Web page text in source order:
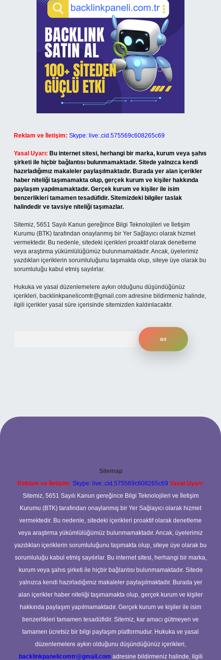
Reklam ve İletişim: Skype: live:.cid.575569c608265c69
Yasal Uyarı: Bu internet sitesi, herhangi bir marka, kurum veya şahıs
şirketi ile hiçbir bağlantısı bulunmamaktadır. Sitede yalnızca kendi
hazırladığımız makaleler paylaşılmaktadır. Burada yer alan içerikler
haber niteliği taşımamakta olup, gerçek kurum ve kişiler hakkında
paylaşım yapılmamaktadır. Gerçek kurum ve kişiler ile isim
benzerlikleri tamamen tesadüfidir. Sitemizdeki bilgiler taslak
halindedir ve tavsiye niteliği taşımazlar.
Sitemiz, 5651 Sayılı Kanun gereğince Bilgi Teknolojileri ve İletişim
Kurumu (BTK) tarafından onaylanmış bir Yer Sağlayıcı olarak hizmet
vermektedir. Bu nedenle, sitedeki içerikleri proaktif olarak denetleme
veya araştırma yükümlülüğümüz bulunmamaktadır. Ancak, üyelerimiz
yazdıkları içeriklerin sorumluluğunu taşımakta olup, siteye üye olarak bu
sorumluluğu kabul etmiş sayılırlar.
Hukuka ve yasal düzenlemelere aykırı olduğunu düşündüğünüz
içerikleri, backlinkpanelicomtr@gmail.com adresine bildirmeniz halinde,
ilgili içerikler yasal süre içerisinde sitemizden kaldırılacaktır.
Sitemap
Reklam ve İletişim: Skype: live:.cid.575569c608265c69 Yasal Uyarı:
Sitemiz, 5651 Sayılı Kanun gereğince Bilgi Teknolojileri ve İletişim
Kurumu (BTK) tarafından onaylanmış bir Yer Sağlayıcı olarak hizmet
vermektedir. Bu nedenle, sitedeki içerikleri proaktif olarak denetleme
veya araştırma yükümlülüğümüz bulunmamaktadır. Ancak, üyelerimiz
yazdıkları içeriklerin sorumluluğunu taşımakta olup, siteye üye olarak bu
sorumluluğu kabul etmiş sayılırlar. Bu internet sitesi, herhangi bir marka,
kurum veya şahıs şirketi ile hiçbir bağlantısı bulunmamaktadır. Sitede
yalnızca kendi hazırladığımız makaleler paylaşılmaktadır. Burada yer
alan içerikler haber niteliği taşımamakta olup, gerçek kurum ve kişiler
hakkında paylaşım yapılmamaktadır. Gerçek kurum ve kişiler ile isim
benzerlikleri tamamen tesadüfidir. Sitemiz, kar amacı gütmeyen ve
tamamen ücretsiz bir bilgi paylaşım platformudur. Hukuka ve yasal
düzenlemelere aykırı olduğunu düşündüğünüz içerikleri,
backlinkpanelicomtr@gmail.com adresine bildirmeniz halinde, ilgili